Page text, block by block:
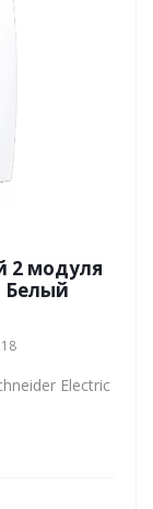
2 модуля
Белый
Electric